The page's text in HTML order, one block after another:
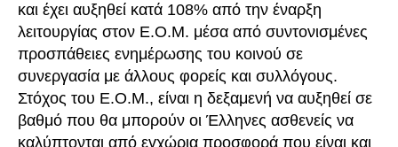
και έχει αυξηθεί κατά 108% από την έναρξη
λειτουργίας στον Ε.Ο.Μ. μέσα από συντονισμένες
προσπάθειες ενημέρωσης του κοινού σε
συνεργασία με άλλους φορείς και συλλόγους.
Στόχος του Ε.Ο.Μ., είναι η δεξαμενή να αυξηθεί σε
βαθμό που θα μπορούν οι Έλληνες ασθενείς να
καλύπτονται από εγχώρια προσφορά που είναι και